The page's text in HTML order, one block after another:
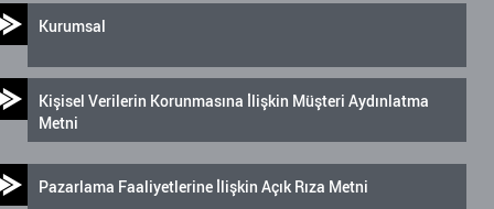
Kurumsal
Kişisel Verilerin Korunmasına İlişkin Müşteri Aydınlatma
Metni
Pazarlama Faaliyetlerine İlişkin Açık Rıza Metni